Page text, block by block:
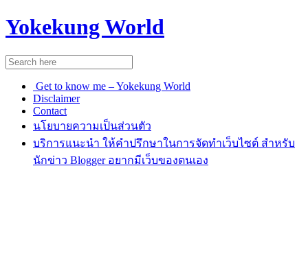
Yokekung World
Get to know me – Yokekung World
Disclaimer
Contact
นโยบายความเป็นส่วนตัว
บริการแนะนำ ให้คำปรึกษาในการจัดทำเว็บไซต์ สำหรับ
นักข่าว Blogger อยากมีเว็บของตนเอง